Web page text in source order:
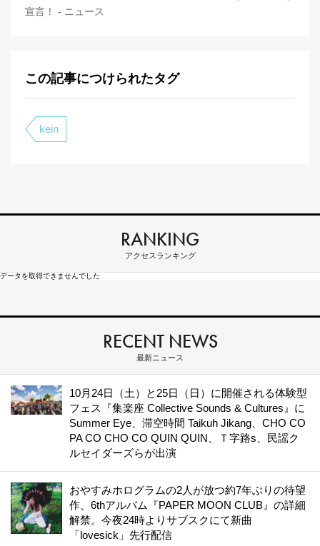
宣言！ - ニュース
この記事につけられたタグ
kein
RANKING
アクセスランキング
データを取得できませんでした
RECENT NEWS
最新ニュース
10月24日（土）と25日（日）に開催される体験型
フェス『集楽座 Collective Sounds & Cultures』に
Summer Eye、滞空時間 Taikuh Jikang、CHO CO
PA CO CHO CO QUIN QUIN、Ｔ字路s、民謡ク
ルセイダーズらが出演
おやすみホログラムの2人が放つ約7年ぶりの待望
作、6thアルバム『PAPER MOON CLUB』の詳細
解禁。今夜24時よりサブスクにて新曲
「lovesick」先行配信